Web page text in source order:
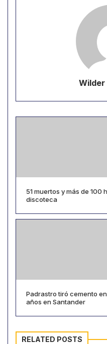
Wilder
51 muertos y más de
discoteca
Padrastro tiró cemento
años en Santander
RELATED POSTS